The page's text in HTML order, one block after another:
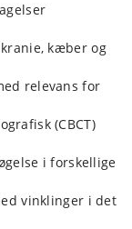
kæber og
relevans for
(CBCT)
i forskellige
vinklinger i det